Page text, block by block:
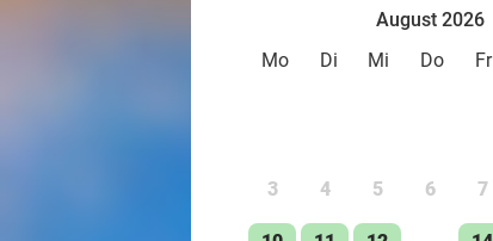
August 2026
Mo
Di Mi Do Fr
3 4 5 6 7